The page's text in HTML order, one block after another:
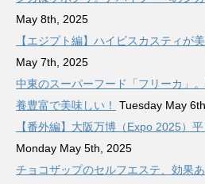
May 8th, 2025
【エジプト編】ハイビスカスティが
May 7th, 2025
中東のスーパーフード「フリーカ」
養豊富で美味しい！
Tuesday May
【番外編】大阪万博（Expo 2025）
Monday May 5th, 2025
チョコザップのセルフエステ、効果あ